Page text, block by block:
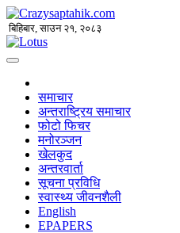
बिहिबार, साउन २१, २०८३
समाचार
अन्तराष्ट्रिय समाचार
फोटो फिचर
मनोरञ्जन
खेलकुद
अन्तरवार्ता
सूचना प्रविधि
स्वास्थ्य जीवनशैली
English
EPAPERS